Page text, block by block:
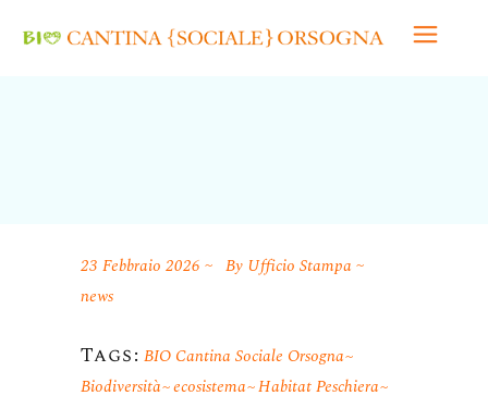
23 Febbraio 2026 By Ufficio Stampa
news
Tags: BIO Cantina Sociale Orsogna
Biodiversità ecosistema Habitat Peschiera